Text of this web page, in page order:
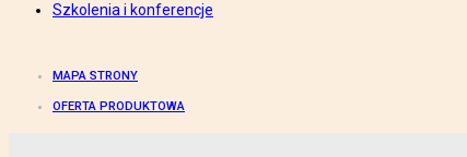
Szkolenia i konferencje
MAPA STRONY
OFERTA PRODUKTOWA